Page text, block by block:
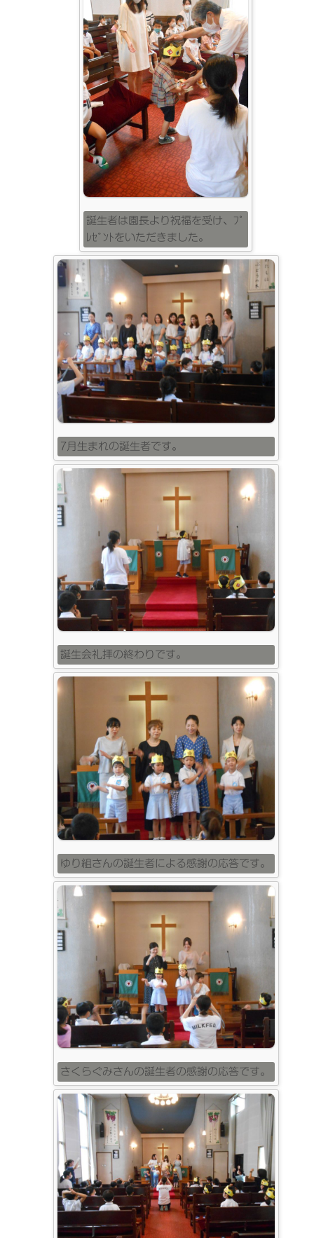
誕生者は園長より祝福を受け、ﾌﾟ
ﾚｾﾞﾝﾄをいただきました。
7月生まれの誕生者です。
誕生会礼拝の終わりです。
ゆり組さんの誕生者による感謝の応答です。
さくらぐみさんの誕生者の感謝の応答です。